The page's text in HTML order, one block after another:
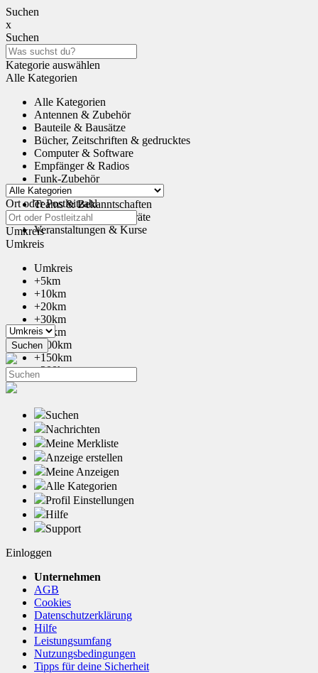
Suchen
x
Suchen
Kategorie auswählen
Alle Kategorien
Alle Kategorien
Antennen & Zubehör
Bauteile & Bausätze
Bücher, Zeitschriften & gedrucktes
Computer & Software
Empfänger & Radios
Funk-Zubehör
Tauschen & Schenken
Teams & Bekanntschaften
Transceiver & Funkgeräte
Veranstaltungen & Kurse
Ort oder Postleitzahl
Umkreis
Umkreis
Umkreis
+5km
+10km
+20km
+30km
+50km
+100km
+150km
+200km
Suchen
Nachrichten
Meine Merkliste
Anzeige erstellen
Meine Anzeigen
Alle Kategorien
Profil Einstellungen
Hilfe
Support
Einloggen
Unternehmen
AGB
Cookies
Datenschutzerklärung
Hilfe
Leistungsumfang
Nutzungsbedingungen
Tipps für deine Sicherheit